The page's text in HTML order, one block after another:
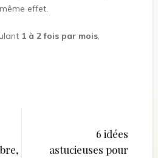
effet.
1 à 2 fois par mois,
6 idées
astucieuses pour